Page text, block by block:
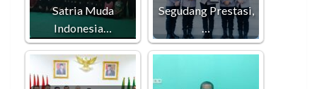
Satria Muda
Indonesia…
Segudang Prestasi,
…